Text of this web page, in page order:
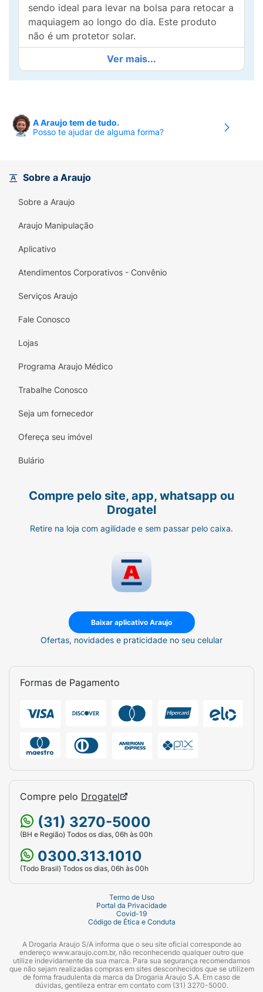
sendo ideal para levar na bolsa para retocar a
maquiagem ao longo do dia. Este produto
não é um protetor solar.
Ver mais...
A Araujo tem de tudo.
Posso te ajudar de alguma forma?
Sobre a Araujo
Sobre a Araujo
Araujo Manipulação
Aplicativo
Atendimentos Corporativos - Convênio
Serviços Araujo
Fale Conosco
Lojas
Programa Araujo Médico
Trabalhe Conosco
Seja um fornecedor
Ofereça seu imóvel
Bulário
Compre pelo site, app, whatsapp ou
Drogatel
Retire na loja com agilidade e sem passar pelo caixa.
Baixar aplicativo Araujo
Ofertas, novidades e praticidade no seu celular
Formas de Pagamento
Compre pelo Drogatel
(31) 3270-5000
(BH e Região) Todos os dias, 06h às 00h
0300.313.1010
(Todo Brasil) Todos os dias, 06h às 00h
Termo de Uso
Portal da Privacidade
Covid-19
Código de Ética e Conduta
A Drogaria Araujo S/A informa que o seu site oficial corresponde ao
endereço www.araujo.com.br, não reconhecendo qualquer outro que
utilize indevidamente da sua marca. Para sua segurança recomendamos
que não sejam realizadas compras em sites desconhecidos que se utilizem
de forma fraudulenta da marca da Drogaria Araujo S.A. Em caso de
dúvidas, gentileza entrar em contato com (31) 3270-5000.